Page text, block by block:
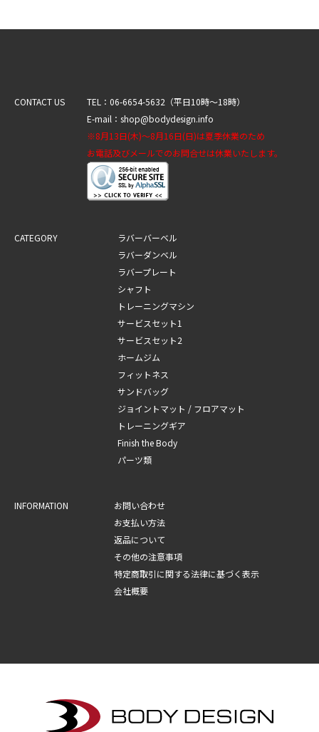
CONTACT US
TEL：06-6654-5632（平日10時～18時）
E-mail：shop@bodydesign.info
※8月13日(木)～8月16日(日)は夏季休業のため
お電話及びメールでのお問合せは休業いたします。
CATEGORY
ラバーバーベル
ラバーダンベル
ラバープレート
シャフト
トレーニングマシン
サービスセット1
サービスセット2
ホームジム
フィットネス
サンドバッグ
ジョイントマット / フロアマット
トレーニングギア
Finish the Body
パーツ類
INFORMATION
お問い合わせ
お支払い方法
返品について
その他の注意事項
特定商取引に関する法律に基づく表示
会社概要